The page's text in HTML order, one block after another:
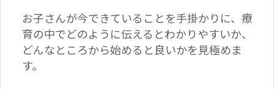
お子さんが今できていることを手掛かりに、療
育の中でどのように伝えるとわかりやすいか、
どんなところから始めると良いかを見極めま
す。